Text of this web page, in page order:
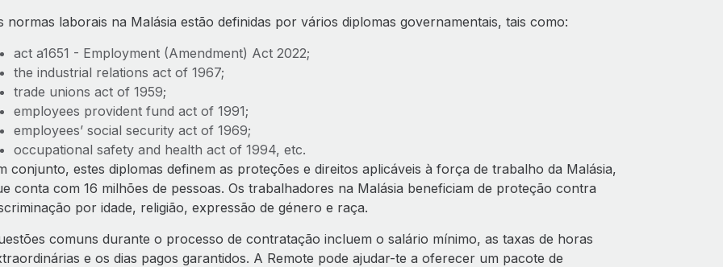
normas laborais na Malásia estão definidas por vários diplomas governamentais, tais como:
act a1651 - Employment (Amendment) Act 2022;
the industrial relations act of 1967;
trade unions act of 1959;
employees provident fund act of 1991;
employees’ social security act of 1969;
occupational safety and health act of 1994, etc.
conjunto, estes diplomas definem as proteções e direitos aplicáveis à força de trabalho da Malásia,
conta com 16 milhões de pessoas. Os trabalhadores na Malásia beneficiam de proteção contra
por idade, religião, expressão de género e raça.
comuns durante o processo de contratação incluem o salário mínimo, as taxas de horas
e os dias pagos garantidos. A Remote pode ajudar-te a oferecer um pacote de